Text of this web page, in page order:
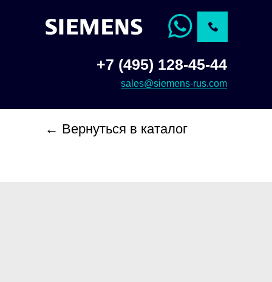
+7 (495) 128-45-44
sales@siemens-rus.com
← Вернуться в каталог